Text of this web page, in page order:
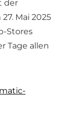
der
Mai 2025
Stores
Tage allen